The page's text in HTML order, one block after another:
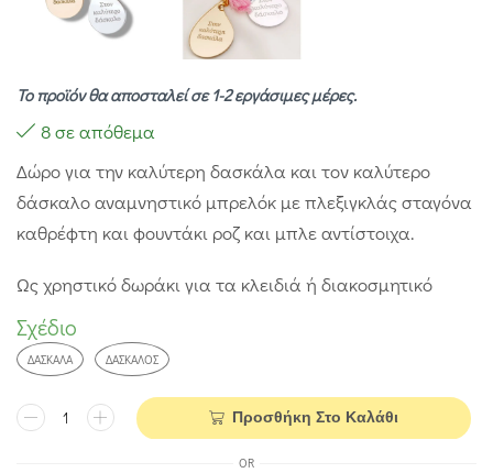
Το προϊόν θα αποσταλεί σε 1-2 εργάσιμες μέρες.
8 σε απόθεμα
Δώρο για την καλύτερη δασκάλα και τον καλύτερο
δάσκαλο αναμνηστικό μπρελόκ με πλεξιγκλάς σταγόνα
καθρέφτη και φουντάκι ροζ και μπλε αντίστοιχα.
Ως χρηστικό δωράκι για τα κλειδιά ή διακοσμητικό
Σχέδιο
ΔΑΣΚΆΛΑ ΔΆΣΚΑΛΟΣ
Προσθήκη Στο Καλάθι
OR